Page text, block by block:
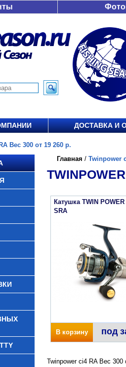
ДОСТАВКА И
Вес 300 от 19 260 р.
Главная / Twinpower
Катушка TWIN POWER
SRA
В корзину под
Twinpower ci4 RA Вес 300